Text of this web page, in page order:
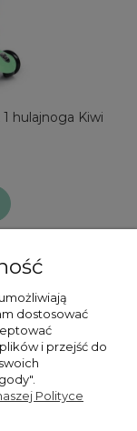
hulajnoga Kiwi
dostosować
i przejść do
Polityce